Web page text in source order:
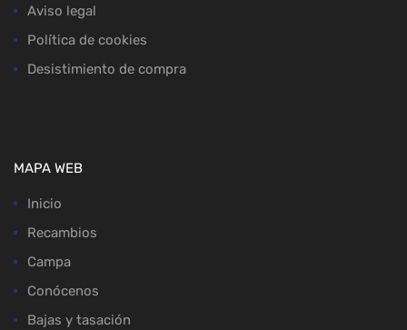
Aviso legal
Política de cookies
Desistimiento de compra
MAPA WEB
Inicio
Recambios
Campa
Conócenos
Bajas y tasación